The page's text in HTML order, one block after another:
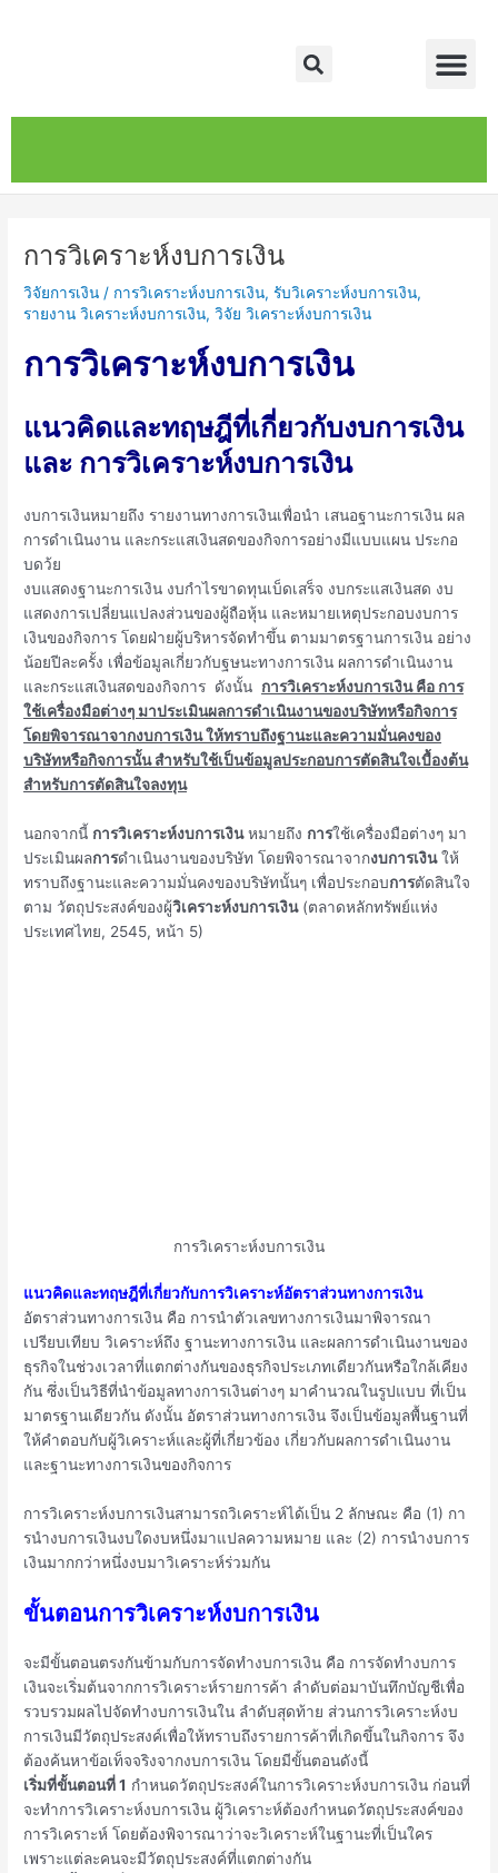
Search
การวิเคราะห์งบการเงิน
วิจัยการเงิน / การวิเคราะห์งบการเงิน,รับวิเคราะห์งบการเงิน,
รายงาน วิเคราะห์งบการเงิน,วิจัย วิเคราะห์งบการเงิน
การวิเคราะห์งบการเงิน
แนวคิดและทฤษฎีที่เกี่ยวกับงบการเงิน
และ การวิเคราะห์งบการเงิน
งบการเงินหมายถึง รายงานทางการเงินเพื่อนำ เสนอฐานะการเงิน ผล
การดำเนินงาน และกระแสเงินสดของกิจการอย่างมีแบบแผน ประกอ
บดว้ย
งบแสดงฐานะการเงิน งบกำไรขาดทุนเบ็ดเสร็จ งบกระแสเงินสด งบ
แสดงการเปลี่ยนแปลงส่วนของผู้ถือหุ้น และหมายเหตุประกอบงบการ
เงินของกิจการ โดยฝ่ายผู้บริหารจัดทำขึ้น ตามมาตรฐานการเงิน อย่าง
น้อยปีละครั้ง เพื่อข้อมูลเกี่ยวกับฐษนะทางการเงิน ผลการดำเนินงาน
และกระแสเงินสดของกิจการ ดังนั้น การวิเคราะห์งบการเงิน คือ การ
ใช้เครื่องมือต่างๆ มาประเมินผลการดำเนินงานของบริษัทหรือกิจการ
โดยพิจารณาจากงบการเงิน ให้ทราบถึงฐานะและความมั่นคงของ
บริษัทหรือกิจการนั้น สำหรับใช้เป็นข้อมูลประกอบการตัดสินใจเบื้องต้น
สำหรับการตัดสินใจลงทุน
นอกจากนี้ การวิเคราะห์งบการเงินหมายถึง การใช้เครื่องมือต่างๆ มา
ประเมินผลการดําเนินงานของบริษัท โดยพิจารณาจากงบการเงินให้
ทราบถึงฐานะและความมั่นคงของบริษัทนั้นๆ เพื่อประกอบการตัดสินใจ
ตาม วัตถุประสงค์ของผู้วิเคราะห์งบการเงิน(ตลาดหลักทรัพย์แห่ง
ประเทศไทย, 2545, หน้า 5)
การวิเคราะห์งบการเงิน
แนวคิดและทฤษฎีที่เกี่ยวกับการวิเคราะห์อัตราส่วนทางการเงิน
อัตราส่วนทางการเงิน คือ การนำตัวเลขทางการเงินมาพิจารณา
เปรียบเทียบ วิเคราะห์ถึง ฐานะทางการเงิน และผลการดำเนินงานของ
ธุรกิจในช่วงเวลาที่แตกต่างกันของธุรกิจประเภทเดียวกันหรือใกล้เคียง
กัน ซึ่งเป็นวิธีที่นำข้อมูลทางการเงินต่างๆ มาคำนวณในรูปแบบ ที่เป็น
มาตรฐานเดียวกัน ดังนั้น อัตราส่วนทางการเงิน จึงเป็นข้อมูลพื้นฐานที่
ให้คำตอบกับผู้วิเคราะห์และผู้ที่เกี่ยวข้อง เกี่ยวกับผลการดำเนินงาน
และฐานะทางการเงินของกิจการ
การวิเคราะห์งบการเงินสามารถวิเคราะห์ได้เป็น 2 ลักษณะ คือ (1) กา
รนํางบการเงินงบใดงบหนึ่งมาแปลความหมาย และ (2) การนํางบการ
เงินมากกว่าหนึ่งงบมาวิเคราะห์ร่วมกัน
ขั้นตอนการวิเคราะห์งบการเงิน
จะมีขั้นตอนตรงกันข้ามกับการจัดทํางบการเงิน คือ การจัดทํางบการ
เงินจะเริ่มต้นจากการวิเคราะห์รายการค้า ลําดับต่อมาบันทึกบัญชีเพื่อ
รวบรวมผลไปจัดทํางบการเงินใน ลําดับสุดท้าย ส่วนการวิเคราะห์งบ
การเงินมีวัตถุประสงค์เพื่อให้ทราบถึงรายการค้าที่เกิดขึ้นในกิจการ จึง
ต้องค้นหาข้อเท็จจริงจากงบการเงิน โดยมีขั้นตอนดังนี้
เริ่มที่ขั้นตอนที่ 1 กําหนดวัตถุประสงค์ในการวิเคราะห์งบการเงิน ก่อนที่
จะทําการวิเคราะห์งบการเงิน ผู้วิเคราะห์ต้องกําหนดวัตถุประสงค์ของ
การวิเคราะห์ โดยต้องพิจารณาว่าจะวิเคราะห์ในฐานะที่เป็นใคร
เพราะแต่ละคนจะมีวัตถุประสงค์ที่แตกต่างกัน